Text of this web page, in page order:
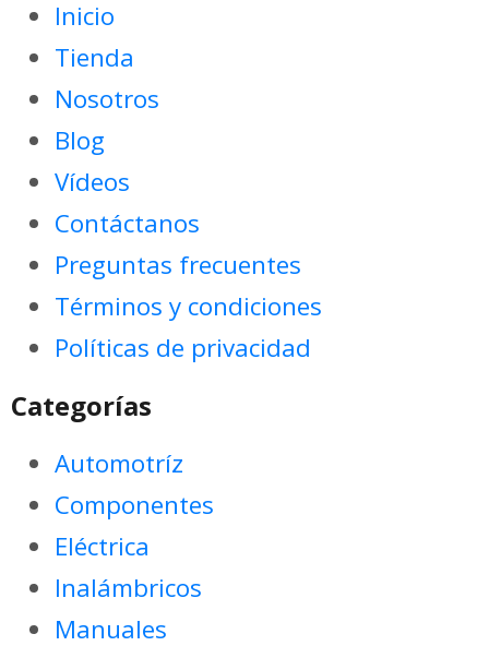
Inicio
Tienda
Nosotros
Blog
Vídeos
Contáctanos
Preguntas frecuentes
Términos y condiciones
Políticas de privacidad
Categorías
Automotríz
Componentes
Eléctrica
Inalámbricos
Manuales